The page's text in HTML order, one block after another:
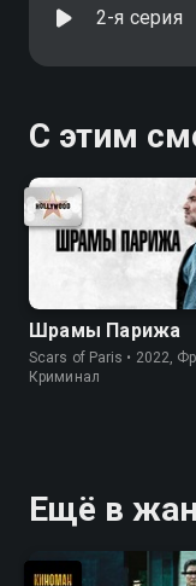
2-я серия
С этим
Шрамы Парижа
Scars of Paris • 2022,
Криминал
Ещё в